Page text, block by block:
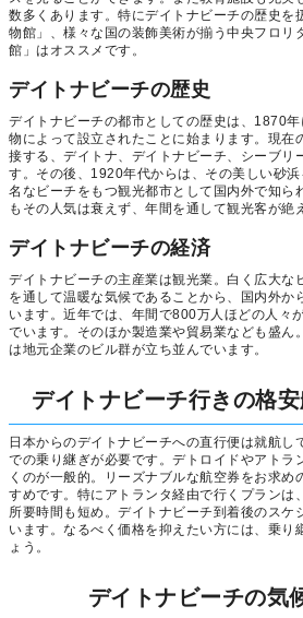
数多くあります。特にデイトナビーチの歴史を
物館」、様々な国の装飾美術が揃う中央フロリ
館」はオススメです。
デイトナビーチの歴史
デイトナビーチの都市としての歴史は、1870
物によって設立されたことに始まります。現在
接する、デイトナ、デイトナビーチ、シーブリ
す。その後、1920年代からは、その美しい砂
名なビーチをもつ観光都市として国内外で知ら
もその人気は衰えず、年間を通して観光客が絶
デイトナビーチの経済
デイトナビーチの主産業は観光業。白く広大な
を通して温暖な気候であることから、国内外か
います。近年では、年間で800万人ほどの人々
でいます。そのほか製造業や貿易業なども盛ん
は地元企業のビル群が立ち並んでいます。
デイトナビーチ行きの格
日本からのデイトナビーチへの直行便は就航し
での乗り継ぎが必要です。デトロイドやアトラ
くのが一般的。リーズナブルな航空券をお求め
すめです。特にアトランタ経由で行くプランは
所要時間も短め。デイトナビーチ到着後のスケ
います。なるべく価格を抑えたい方には、乗り
ょう。
デイトナビーチの気